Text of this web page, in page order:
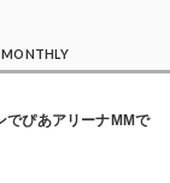
MONTHLY
でぴあアリーナMMで